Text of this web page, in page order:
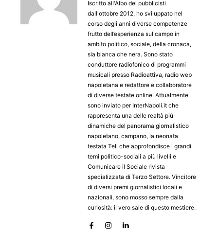
Iscritto all'Albo dei pubblicisti
dall'ottobre 2012, ho sviluppato nel
corso degli anni diverse competenze
frutto dell’esperienza sul campo in
ambito politico, sociale, della cronaca,
sia bianca che nera. Sono stato
conduttore radiofonico di programmi
musicali presso Radioattiva, radio web
napoletana e redattore e collaboratore
di diverse testate online. Attualmente
sono inviato per InterNapoli.it che
rappresenta una delle realtà più
dinamiche del panorama giornalistico
napoletano, campano, la neonata
testata Tell che approfondisce i grandi
temi politico-sociali a più livelli e
Comunicare il Sociale rivista
specializzata di Terzo Settore. Vincitore
di diversi premi giornalistici locali e
nazionali, sono mosso sempre dalla
curiosità: il vero sale di questo mestiere.